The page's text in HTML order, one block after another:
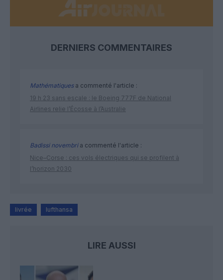
DERNIERS COMMENTAIRES
Mathématiquesa commenté l'article :
19 h 23 sans escale : le Boeing 777F de National
Airlines relie l’Écosse à l’Australie
Badissi novembria commenté l'article :
Nice–Corse : ces vols électriques qui se profilent à
l’horizon 2030
livrée lufthansa
LIRE AUSSI